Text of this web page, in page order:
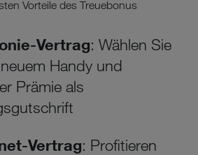
Vorteile des Treuebonus
Vertrag: Wählen Sie
Handy und
Prämie als
Vertrag: Profitieren